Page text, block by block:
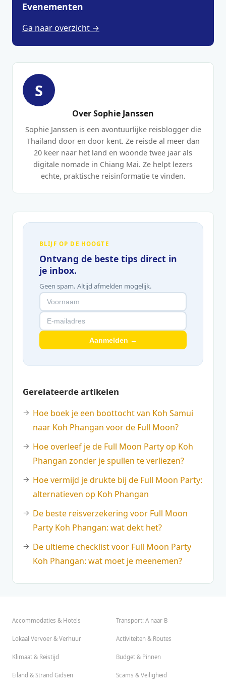
Evenementen
Ga naar overzicht →
S
Over Sophie Janssen
Sophie Janssen is een avontuurlijke reisblogger die
Thailand door en door kent. Ze reisde al meer dan
20 keer naar het land en woonde twee jaar als
digitale nomade in Chiang Mai. Ze helpt lezers
echte, praktische reisinformatie te vinden.
BLIJF OP DE HOOGTE
Ontvang de beste tips direct in
je inbox.
Geen spam. Altijd afmelden mogelijk.
Aanmelden →
Gerelateerde artikelen
Hoe boek je een boottocht van Koh Samui
naar Koh Phangan voor de Full Moon?
Hoe overleef je de Full Moon Party op Koh
Phangan zonder je spullen te verliezen?
Hoe vermijd je drukte bij de Full Moon Party:
alternatieven op Koh Phangan
De beste reisverzekering voor Full Moon
Party Koh Phangan: wat dekt het?
De ultieme checklist voor Full Moon Party
Koh Phangan: wat moet je meenemen?
Accommodaties & Hotels Transport: A naar B
Lokaal Vervoer & Verhuur Activiteiten & Routes
Klimaat & Reistijd Budget & Pinnen
Eiland & Strand Gidsen Scams & Veiligheid